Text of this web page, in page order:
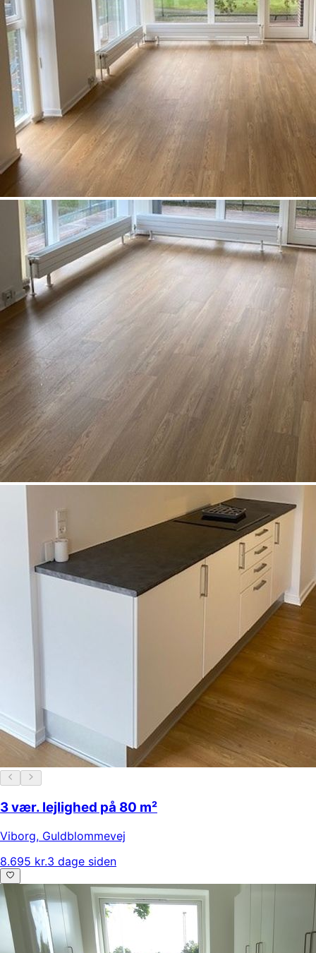
3 vær. lejlighed på 80 m²
Viborg, Guldblommevej
8.695 kr.3 dage siden